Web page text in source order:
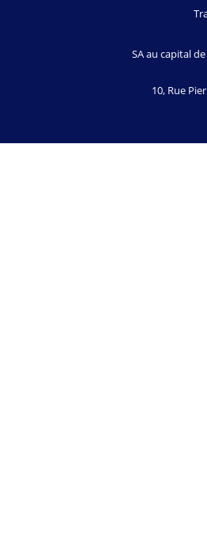
SA au capital
10, Rue